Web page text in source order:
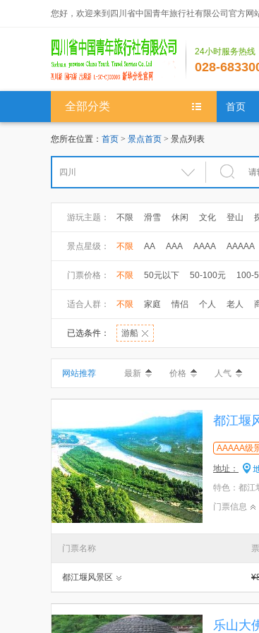
您好，欢迎来到四川省中国青年旅行社有限公司官方网
24小时服务热线
028-
全部分类 首页
您所在位置： 首页 > 景点首页 > 景点列表
游玩主题： 不限 滑雪 休闲 文化 登山
景点星级： 不限 AA AAA AAAA AAAAA
门票价格： 不限 50元以下 50-100元 100-
适合人群： 不限 家庭 情侣 个人 老人
已选条件： 游船
网站推荐 最新 价格 人气
都江堰
AAAAA级
地址：
门票信息
门票名称
都江堰风景区
乐山大